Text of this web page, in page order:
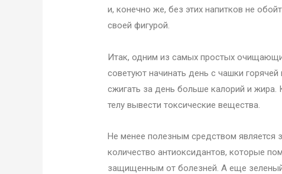
и, конечно же, без этих напитков не
своей фигурой.
Итак, одним из самых простых
советуют начинать день с чашки
сжигать за день больше калорий и жира.
телу вывести токсические вещества.
Не менее полезным средством является
количество антиоксидантов, которые
защищенным от болезней. А еще